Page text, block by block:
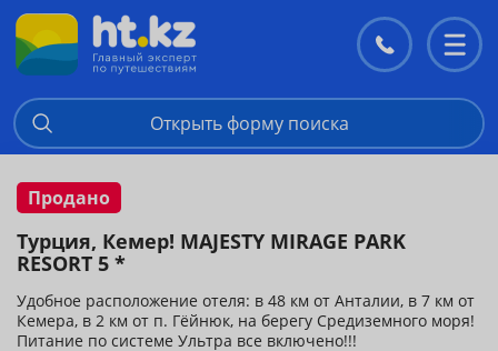
Контакты
меню
Открыть форму поиска
Продано
Турция, Кемер! MAJESTY MIRAGE PARK
RESORT 5 *
Удобное расположение отеля: в 48 км от Анталии, в 7 км от
Кемера, в 2 км от п. Гёйнюк, на берегу Средиземного моря!
Питание по системе Ультра все включено!!!